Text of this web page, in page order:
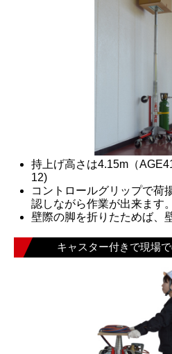
持上げ高さは4.15m（
12)
コントロールグリップで荷
認しながら作業が出来ます。
壁際の脚を折りたためば、
キャスター付きで現場